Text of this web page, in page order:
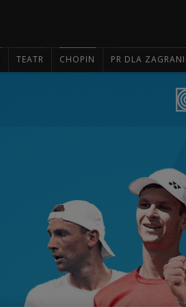
TEATR CHOPIN PR DLA